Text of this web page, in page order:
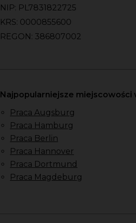
NIP: PL7831822725
KRS: 0000855600
REGON: 386807002
Najpopularniejsze miejscowości
Praca Augsburg
Praca Hamburg
Praca Berlin
Praca Hannover
Praca Dortmund
Praca Magdeburg